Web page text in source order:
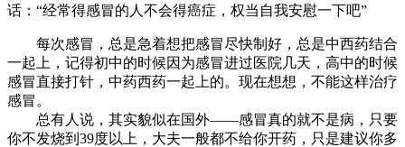
话：“经常得感冒的人不会得癌症，权当自我安慰一下吧”
每次感冒，总是急着想把感冒尽快制好，总是中西药结合
一起上，记得初中的时候因为感冒进过医院几天，高中的时候
感冒直接打针，中药西药一起上的。现在想想，不能这样治疗
感冒。
总有人说，其实貌似在国外——感冒真的就不是病，只要
你不发烧到39度以上，大夫一般都不给你开药，只是建议你多